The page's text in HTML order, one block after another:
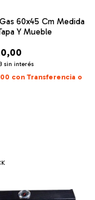
60x45 Cm Medida
Y Mueble
sin interés
con Transferencia o